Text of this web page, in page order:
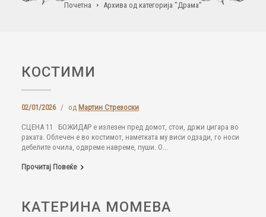
Почетна Архива од категорија "Драма"
КОСТИМИ
02/01/2026 / од Мартин Стрезоски
СЦЕНА 11 БОЖИДАР е излезен пред домот, стои, држи цигара во
раката. Облечен е во костимот, наметката му виси одзади, го носи
дебелите очила, одвреме навреме, пуши. О...
Прочитај Повеќе
КАТЕРИНА МОМЕВА